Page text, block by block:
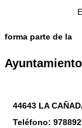
forma parte de la
44643 LA
Teléfono: